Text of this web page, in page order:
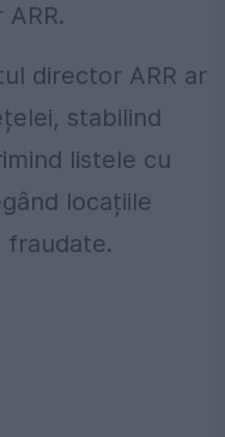
director ARR ar
stabilind
listele cu
locațiile
fraudate.